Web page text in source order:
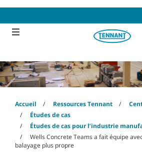
content
navigation
menu
Accueil Ressources Tennant
Études de cas
Études de cas pour l’industrie
Wells Concrete Teams a fait équipe
balayage plus propre